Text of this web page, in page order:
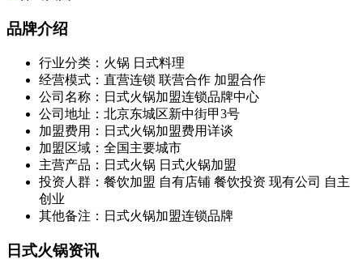
品牌介绍
行业分类：火锅 日式料理
经营模式：直营连锁 联营合作 加盟合作
公司名称：日式火锅加盟连锁品牌中心
公司地址：北京东城区新中街甲3号
加盟费用：日式火锅加盟费用详谈
加盟区域：全国主要城市
主营产品：日式火锅 日式火锅加盟
投资人群：餐饮加盟 自有店铺 餐饮投资 现有公司 自主
创业
其他备注：日式火锅加盟连锁品牌
日式火锅资讯